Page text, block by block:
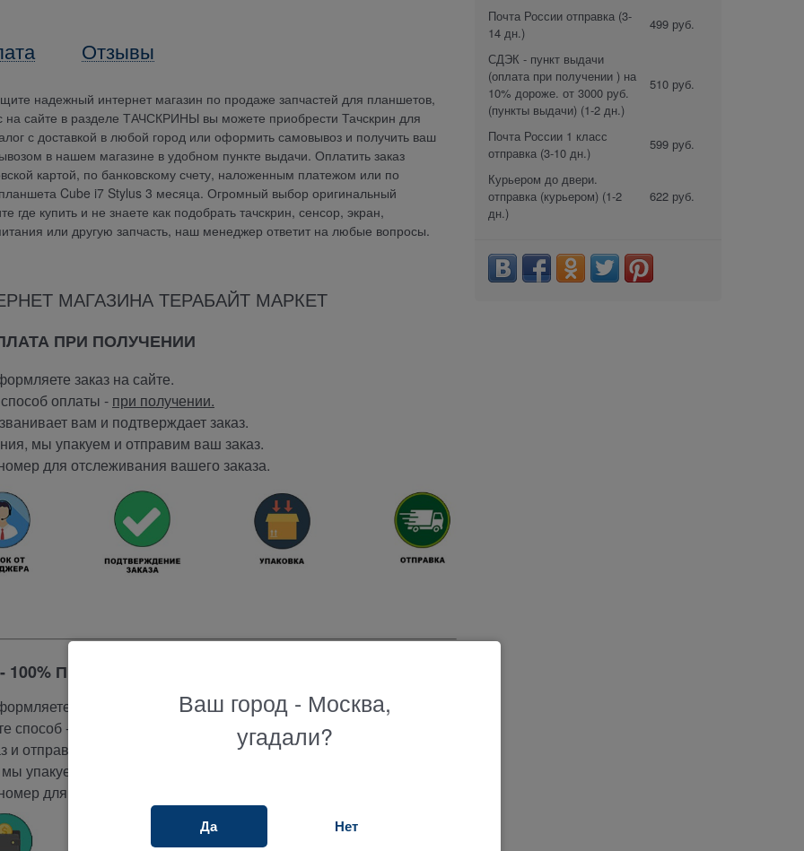
Отзывы
надежный интернет магазин по продаже запчастей для планшетов,
на сайте в разделе ТАЧСКРИНЫ вы можете приобрести Тачскрин для
с доставкой в любой город или оформить самовывоз и получить ваш
в нашем магазине в удобном пункте выдачи. Оплатить заказ
картой, по банковскому счету, наложенным платежом или по
Cube i7 Stylus 3 месяца. Огромный выбор оригинальный
купить и не знаете как подобрать тачскрин, сенсор, экран,
или другую запчасть, наш менеджер ответит на любые вопросы.
МАГАЗИНА ТЕРАБАЙТ МАРКЕТ
ПРИ ПОЛУЧЕНИИ
заказ на сайте.
оплаты - при получении.
вам и подтверждает заказ.
мы упакуем и отправим ваш заказ.
для отслеживания вашего заказа.
100% ПРЕДОПЛАТА
заказ на сайте.
способ - 100% предоплата.
и отправляет ссылку для оплаты на эл.почту.
упакуем и отправим ваш заказ.
для отслеживания вашего заказа.
Почта России отправка (3-
14 дн.)
499 руб.
СДЭК - пункт выдачи
(оплата при получении ) на
10% дороже. от 3000 руб.
(пункты выдачи) (1-2 дн.)
510 руб.
Почта России 1 класс
отправка (3-10 дн.)
599 руб.
Курьером до двери.
отправка (курьером) (1-2
дн.)
622 руб.
Ваш город - Москва,
угадали?
Да Нет